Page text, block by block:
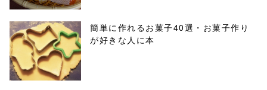
簡単に作れるお菓子40選・お菓子作り
が好きな人に本